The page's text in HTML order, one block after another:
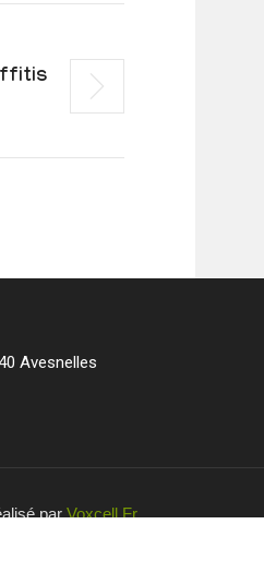
Avesnelles
parVoxcell.fr